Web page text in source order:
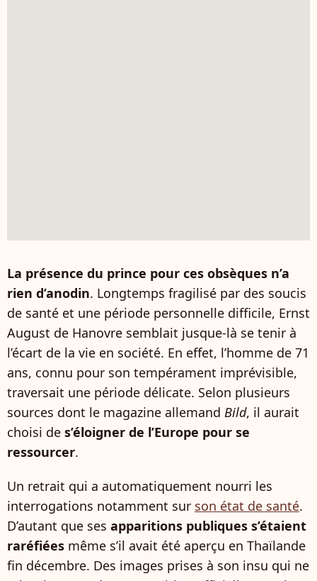
La présence du prince pour ces obsèques n’a
rien d’anodin. Longtemps fragilisé par des soucis
de santé et une période personnelle difficile, Ernst
August de Hanovre semblait jusque-là se tenir à
l’écart de la vie en société. En effet, l’homme de 71
ans, connu pour son tempérament imprévisible,
traversait une période délicate. Selon plusieurs
sources dont le magazine allemand Bild, il aurait
choisi de s’éloigner de l’Europe pour se
ressourcer.
Un retrait qui a automatiquement nourri les
interrogations notamment sur son état de santé.
D’autant que ses apparitions publiques s’étaient
raréfiées même s’il avait été aperçu en Thaïlande
fin décembre. Des images prises à son insu qui ne